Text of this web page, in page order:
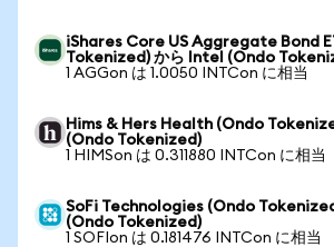
iShares Core US Aggregate Bond
Tokenized) から Intel (Ondo
1 AGGon は 1.0050 INTCon に相当
Hims & Hers Health (Ondo
(Ondo Tokenized)
1 HIMSon は 0.311880 INTCon に相当
SoFi Technologies (Ondo
(Ondo Tokenized)
1 SOFIon は 0.181476 INTCon に相当